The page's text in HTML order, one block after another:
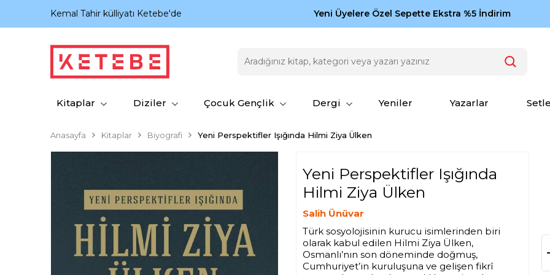
Kemal Tahir külliyatı Ketebe'de Zamansız eserler Ketebe'de: Cengiz Aytmatov
Yeni Üyelere Özel Sepette Ekstra %5 İndirim
Kitaplar Diziler Çocuk Gençlik Dergi Yeniler Yazarlar
Anasayfa Kitaplar Biyografi Yeni Perspektifler Işığında Hilmi Ziya Ülken
Yeni Perspektifler Işığında
Hilmi Ziya Ülken
Salih Ünüvar
Türk sosyolojisinin kurucu isimlerinden biri
olarak kabul edilen Hilmi Ziya Ülken,
Osmanlı’nın son döneminde doğmuş,
Cumhuriyet’in kuruluşuna ve gelişen fikrî